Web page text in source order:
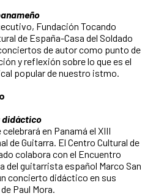
Fundación Tocando
de España-Casa del Soldado
de autor como punto de
y reflexión sobre lo que es el
popular de nuestro istmo.
didáctico
celebrará en Panamá el XIII
de Guitarra. El Centro Cultural de
colabora con el Encuentro
del guitarrista español Marco San
concierto didáctico en sus
Paul Mora.